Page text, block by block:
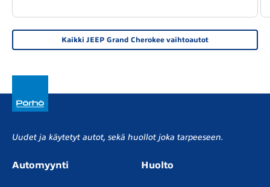
Kaikki JEEP Grand Cherokee vaihtoautot
Uudet ja käytetyt autot, sekä huollot joka tarpeeseen.
Automyynti Huolto